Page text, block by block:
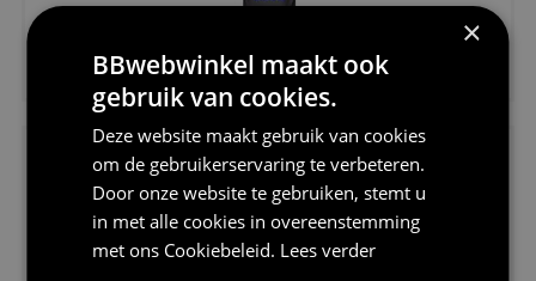
€24,95
€24,95
×
BBwebwinkel maakt ook
gebruik van cookies.
Deze website maakt gebruik van cookies
om de gebruikerservaring te verbeteren.
Door onze website te gebruiken, stemt u
in met alle cookies in overeenstemming
met ons Cookiebeleid. Lees verder